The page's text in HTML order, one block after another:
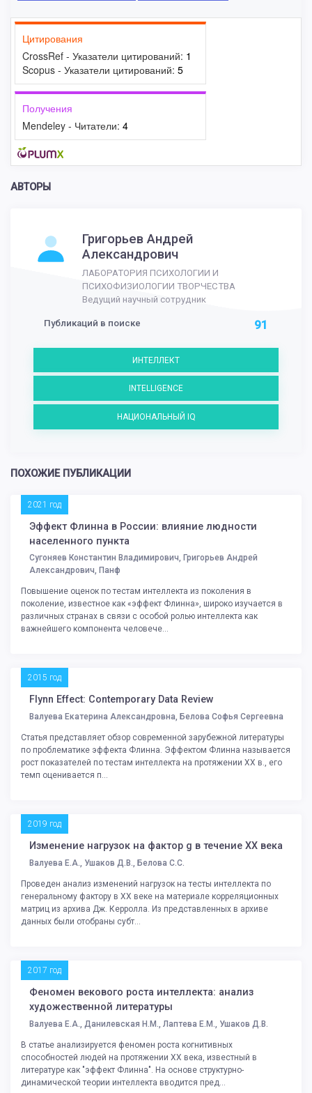
Цитирования
CrossRef - Указатели цитирований: 1
Scopus - Указатели цитирований: 5
Получения
Mendeley - Читатели: 4
АВТОРЫ
Григорьев Андрей
Александрович
ЛАБОРАТОРИЯ ПСИХОЛОГИИ И
ПСИХОФИЗИОЛОГИИ ТВОРЧЕСТВА
Ведущий научный сотрудник
Публикаций в поиске 91
ИНТЕЛЛЕКТ
INTELLIGENCE
НАЦИОНАЛЬНЫЙ IQ
ПОХОЖИЕ ПУБЛИКАЦИИ
2021 год
Эффект Флинна в России: влияние людности
населенного пункта
Сугоняев Константин Владимирович, Григорьев Андрей
Александрович, Панф
Повышение оценок по тестам интеллекта из поколения в
поколение, известное как «эффект Флинна», широко изучается в
различных странах в связи с особой ролью интеллекта как
важнейшего компонента человече...
2015 год
Flynn Effect: Contemporary Data Review
Валуева Екатерина Александровна, Белова Софья Сергеевна
Статья представляет обзор современной зарубежной литературы
по проблематике эффекта Флинна. Эффектом Флинна называется
рост показателей по тестам интеллекта на протяжении XX в., его
темп оценивается п...
2019 год
Изменение нагрузок на фактор g в течение XX века
Валуева Е.А., Ушаков Д.В., Белова С.С.
Проведен анализ изменений нагрузок на тесты интеллекта по
генеральному фактору в ХХ веке на материале корреляционных
матриц из архива Дж. Керролла. Из представленных в архиве
данных были отобраны субт...
2017 год
Феномен векового роста интеллекта: анализ
художественной литературы
Валуева Е.А., Данилевская Н.М., Лаптева Е.М., Ушаков Д.В.
В статье анализируется феномен роста когнитивных
способностей людей на протяжении ХХ века, известный в
литературе как "эффект Флинна". На основе структурно-
динамической теории интеллекта вводится пред...